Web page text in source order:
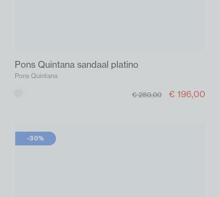
Pons Quintana sandaal platino
Pons Quintana
€ 280,00 € 196,00
-30%